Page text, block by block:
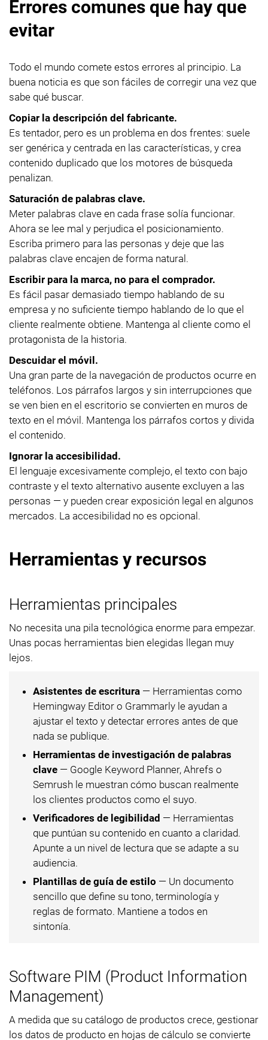
Errores comunes que hay que
evitar
Todo el mundo comete estos errores al principio. La
buena noticia es que son fáciles de corregir una vez que
sabe qué buscar.
Copiar la descripción del fabricante.
Es tentador, pero es un problema en dos frentes: suele
ser genérica y centrada en las características, y crea
contenido duplicado que los motores de búsqueda
penalizan.
Saturación de palabras clave.
Meter palabras clave en cada frase solía funcionar.
Ahora se lee mal y perjudica el posicionamiento.
Escriba primero para las personas y deje que las
palabras clave encajen de forma natural.
Escribir para la marca, no para el comprador.
Es fácil pasar demasiado tiempo hablando de su
empresa y no suficiente tiempo hablando de lo que el
cliente realmente obtiene. Mantenga al cliente como el
protagonista de la historia.
Descuidar el móvil.
Una gran parte de la navegación de productos ocurre en
teléfonos. Los párrafos largos y sin interrupciones que
se ven bien en el escritorio se convierten en muros de
texto en el móvil. Mantenga los párrafos cortos y divida
el contenido.
Ignorar la accesibilidad.
El lenguaje excesivamente complejo, el texto con bajo
contraste y el texto alternativo ausente excluyen a las
personas — y pueden crear exposición legal en algunos
mercados. La accesibilidad no es opcional.
Herramientas y recursos
Herramientas principales
No necesita una pila tecnológica enorme para empezar.
Unas pocas herramientas bien elegidas llegan muy
lejos.
Asistentes de escritura — Herramientas como
Hemingway Editor o Grammarly le ayudan a
ajustar el texto y detectar errores antes de que
nada se publique.
Herramientas de investigación de palabras
clave — Google Keyword Planner, Ahrefs o
Semrush le muestran cómo buscan realmente
los clientes productos como el suyo.
Verificadores de legibilidad — Herramientas
que puntúan su contenido en cuanto a claridad.
Apunte a un nivel de lectura que se adapte a su
audiencia.
Plantillas de guía de estilo — Un documento
sencillo que define su tono, terminología y
reglas de formato. Mantiene a todos en
sintonía.
Software PIM (Product Information
Management)
A medida que su catálogo de productos crece, gestionar
los datos de producto en hojas de cálculo se convierte